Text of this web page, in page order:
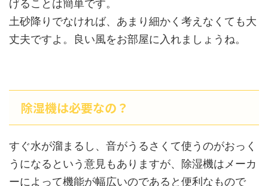
げることは簡単です。
土砂降りでなければ、あまり細かく考えなくても大
丈夫ですよ。良い風をお部屋に入れましょうね。
除湿機は必要なの？
すぐ水が溜まるし、音がうるさくて使うのがおっく
うになるという意見もありますが、除湿機はメーカ
ーによって機能が幅広いのであると便利なもので